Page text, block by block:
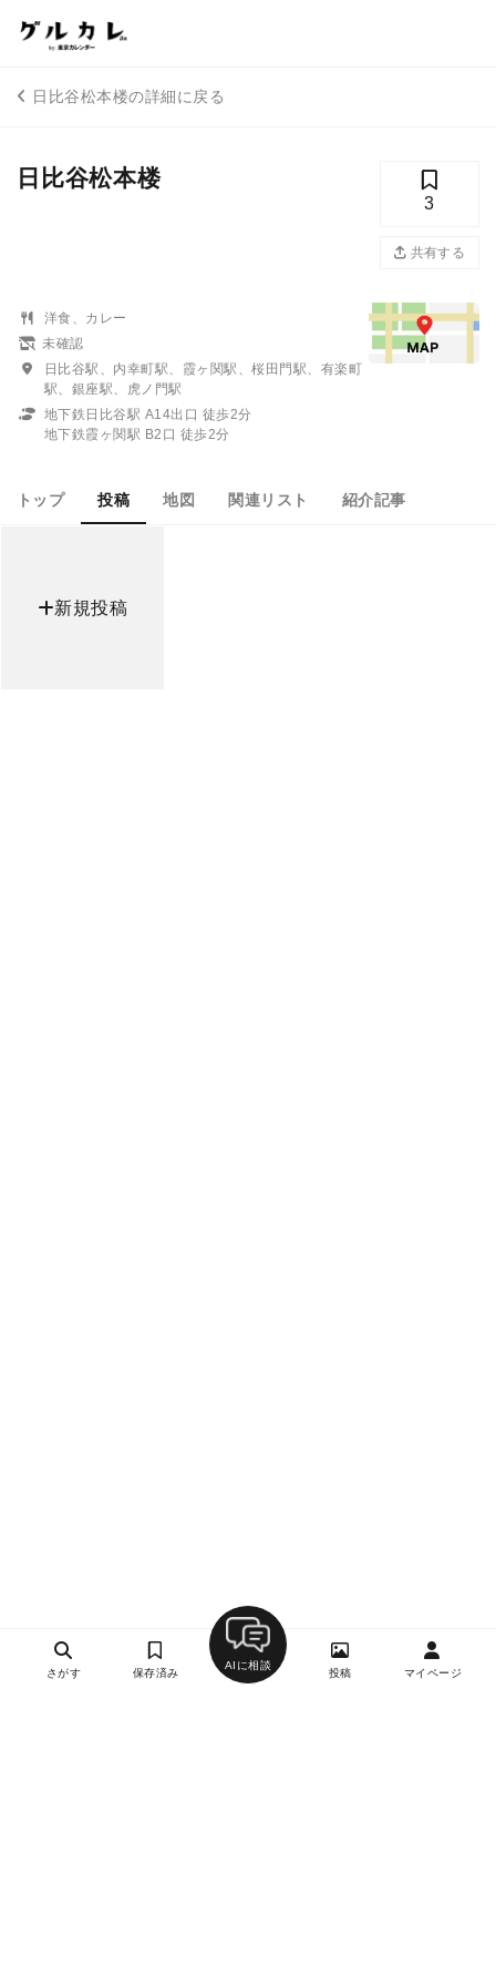
日比谷松本楼の詳細に戻る
日比谷松本楼
3
共有する
洋食、カレー
未確認
日比谷駅、内幸町駅、霞ヶ関駅、桜田門駅、有楽町
駅、銀座駅、虎ノ門駅
地下鉄日比谷駅 A14出口 徒歩2分
地下鉄霞ヶ関駅 B2口 徒歩2分
トップ 投稿 地図 関連リスト 紹介記事
新規投稿
さがす 保存済み
AIに相談
投稿 マイページ